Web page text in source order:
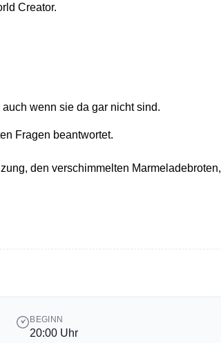
Creator.
wenn sie da gar nicht sind.
Fragen beantwortet.
den verschimmelten
BEGINN
20:00 Uhr